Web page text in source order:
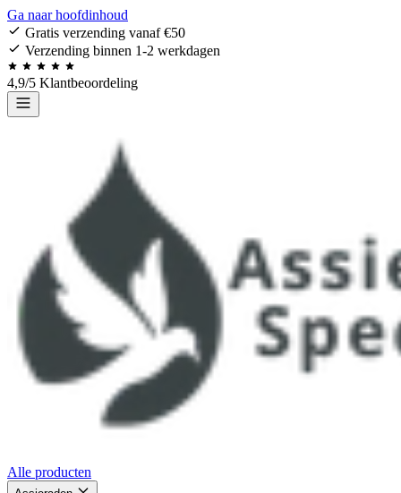
Ga naar hoofdinhoud
Gratis verzending vanaf €50
Verzending binnen 1-2 werkdagen
4,9/5 Klantbeoordeling
Alle producten